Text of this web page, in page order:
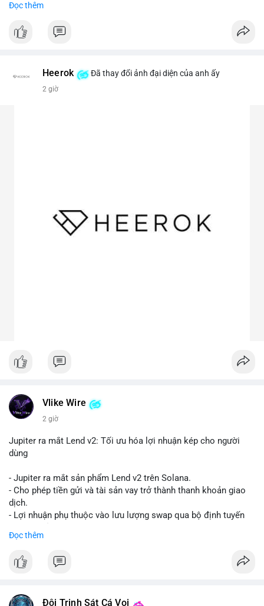
$btc
#vlikevn #titanbot
Đọc thêm
Heerok Đã thay đổi ảnh đại diện của anh ấy
2 giờ
Vlike Wire
2 giờ
Jupiter ra mắt Lend v2: Tối ưu hóa lợi nhuận kép cho người
dùng
- Jupiter ra mắt sản phẩm Lend v2 trên Solana.
- Cho phép tiền gửi và tài sản vay trở thành thanh khoản giao
dịch.
- Lợi nhuận phụ thuộc vào lưu lượng swap qua bộ định tuyến
- Tăng hiệu quả sử dụng vốn cho người dùng.
#solana #jupiter
Đọc thêm
Đội Trinh Sát Cá Voi